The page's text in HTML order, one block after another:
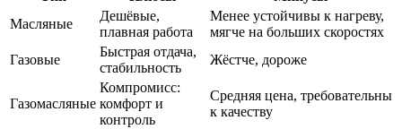
Масляные
Дешёвые,
плавная работа
Менее устойчивы к нагреву,
мягче на больших скоростях
Газовые
Быстрая отдача,
стабильность
Жёстче, дороже
Газомасляные
Компромисс:
комфорт и
контроль
Средняя цена, требовательны
к качеству